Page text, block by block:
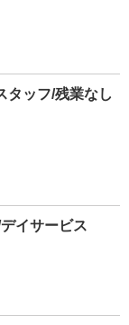
タッフ/残業なし
イサービス